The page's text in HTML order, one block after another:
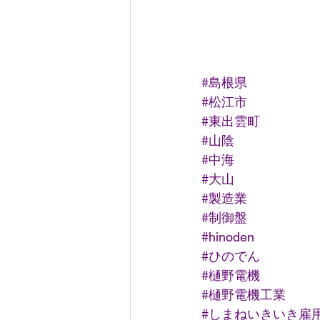
#島根県
#松江市
#東出雲町
#山陰
#中海
#大山
#製造業
#制御盤
#hinoden
#ひのでん
#樋野電機
#樋野電機工業
#しまねいきいき雇